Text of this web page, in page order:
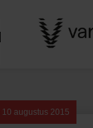
10 augustus 2015